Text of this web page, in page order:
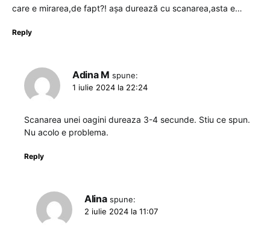
care e mirarea,de fapt?! așa durează cu scanarea,asta e…
Reply
Adina M spune:
1 iulie 2024 la 22:24
Scanarea unei oagini dureaza 3-4 secunde. Stiu ce spun.
Nu acolo e problema.
Reply
Alina spune:
2 iulie 2024 la 11:07